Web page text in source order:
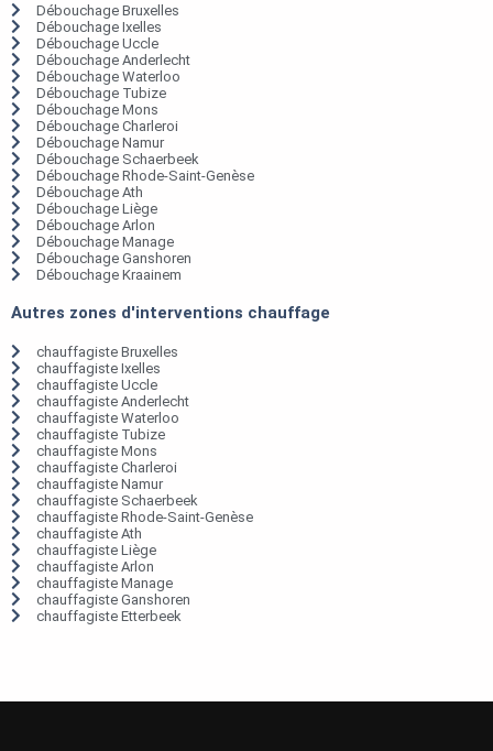
Débouchage Bruxelles
Débouchage Ixelles
Débouchage Uccle
Débouchage Anderlecht
Débouchage Waterloo
Débouchage Tubize
Débouchage Mons
Débouchage Charleroi
Débouchage Namur
Débouchage Schaerbeek
Débouchage Rhode-Saint-Genèse
Débouchage Ath
Débouchage Liège
Débouchage Arlon
Débouchage Manage
Débouchage Ganshoren
Débouchage Kraainem
Autres zones d'interventions chauffage
chauffagiste Bruxelles
chauffagiste Ixelles
chauffagiste Uccle
chauffagiste Anderlecht
chauffagiste Waterloo
chauffagiste Tubize
chauffagiste Mons
chauffagiste Charleroi
chauffagiste Namur
chauffagiste Schaerbeek
chauffagiste Rhode-Saint-Genèse
chauffagiste Ath
chauffagiste Liège
chauffagiste Arlon
chauffagiste Manage
chauffagiste Ganshoren
chauffagiste Etterbeek